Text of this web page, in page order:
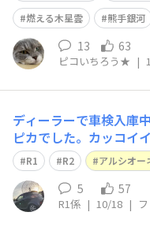
燃える木星雲
熊手銀河
13 63
ピコいちろう★ |
ディーラーで車検入庫
ピカでした。カッコイ
ので無理ですが、一瞬
しかし、交換パーツも
はいけませんね。資金
の件はR1/R2も他人事で
R1 R2 アルシオー
5 57
R1係 | 10/18 |